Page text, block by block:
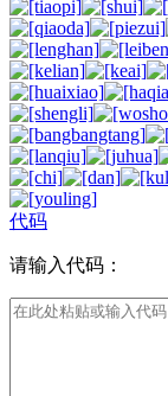
代码
请输入代码：